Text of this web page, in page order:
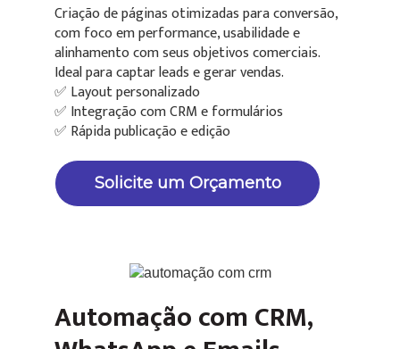
Criação de páginas otimizadas para conversão,
com foco em performance, usabilidade e
alinhamento com seus objetivos comerciais.
Ideal para captar leads e gerar vendas.
✅ Layout personalizado
✅ Integração com CRM e formulários
✅ Rápida publicação e edição
Solicite um Orçamento
Automação com CRM,